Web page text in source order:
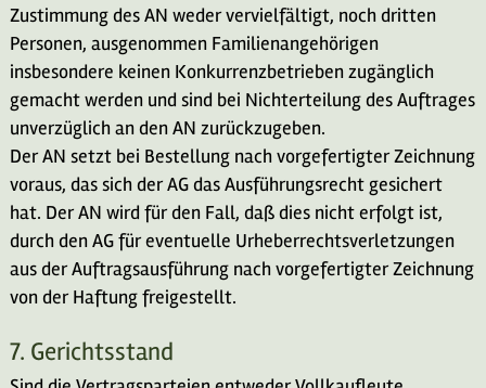
Zustimmung des AN weder vervielfältigt, noch dritten
Personen, ausgenommen Familienangehörigen
insbesondere keinen Konkurrenzbetrieben zugänglich
gemacht werden und sind bei Nichterteilung des Auftrages
unverzüglich an den AN zurückzugeben.
Der AN setzt bei Bestellung nach vorgefertigter Zeichnung
voraus, das sich der AG das Ausführungsrecht gesichert
hat. Der AN wird für den Fall, daß dies nicht erfolgt ist,
durch den AG für eventuelle Urheberrechtsverletzungen
aus der Auftragsausführung nach vorgefertigter Zeichnung
von der Haftung freigestellt.
7. Gerichtsstand